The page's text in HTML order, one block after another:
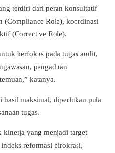
terdiri dari peran konsultatif
(Compliance Role), koordinasi
(Corrective Role).
berfokus pada tugas audit,
pengaduan
katanya.
hasil maksimal, diperlukan pula
tugas.
kinerja yang menjadi target
reformasi birokrasi,